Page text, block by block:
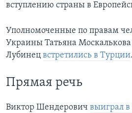
вступлению страны в
Уполномоченные по правам
Украины Татьяна
Лубинец встретились в Турции.
Прямая речь
Виктор Шендерович выиграл